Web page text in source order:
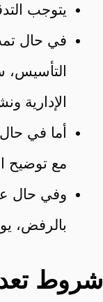
يتوجب
في حال
التأسيس،
الإدارية
أما في
مع توضيح
وفي حال
بالرفض،
شروط